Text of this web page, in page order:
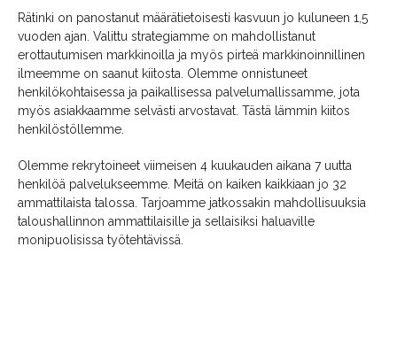
Rätinki on panostanut määrätietoisesti kasvuun jo kuluneen 1,5
vuoden ajan. Valittu strategiamme on mahdollistanut
erottautumisen markkinoilla ja myös pirteä markkinoinnillinen
ilmeemme on saanut kiitosta. Olemme onnistuneet
henkilökohtaisessa ja paikallisessa palvelumallissamme, jota
myös asiakkaamme selvästi arvostavat. Tästä lämmin kiitos
henkilöstöllemme.
Olemme rekrytoineet viimeisen 4 kuukauden aikana 7 uutta
henkilöä palvelukseemme. Meitä on kaiken kaikkiaan jo 32
ammattilaista talossa. Tarjoamme jatkossakin mahdollisuuksia
taloushallinnon ammattilaisille ja sellaisiksi haluaville
monipuolisissa työtehtävissä.